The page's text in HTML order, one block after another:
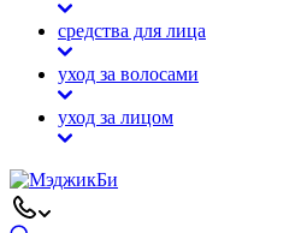
средства для лица
уход за волосами
уход за лицом